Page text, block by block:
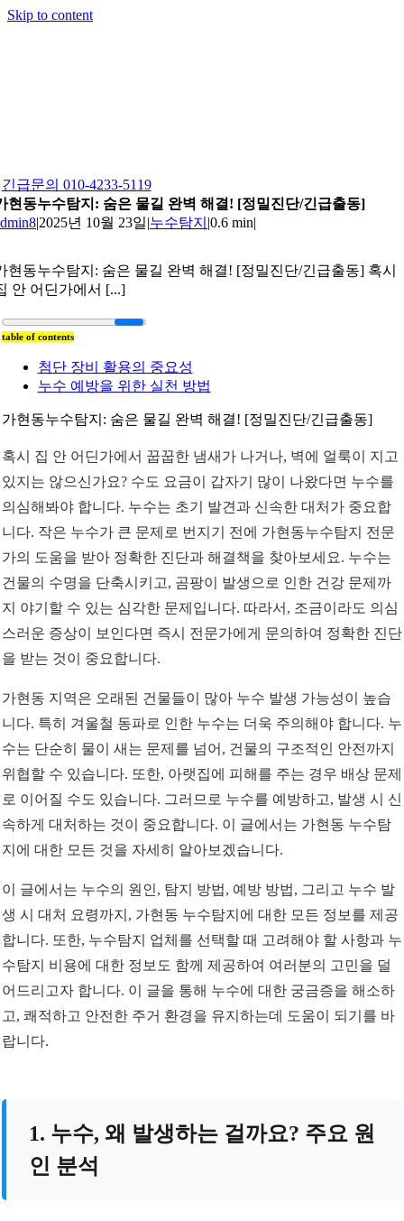
Skip to content
긴급문의 010-4233-5119
현동누수탐지: 숨은 물길 완벽 해결! [정밀진단/긴급출동]
|2025년 10월 23일|누수탐지 |0.6 min|
현동누수탐지: 숨은 물길 완벽 해결! [정밀진단/긴급출동] 혹시
안 어딘가에서 [...]
table of contents
첨단 장비 활용의 중요성
누수 예방을 위한 실천 방법
가현동누수탐지: 숨은 물길 완벽 해결! [정밀진단/긴급출동]
혹시 집 안 어딘가에서 꿉꿉한 냄새가 나거나, 벽에 얼룩이 지고
있지는 않으신가요? 수도 요금이 갑자기 많이 나왔다면 누수를
의심해봐야 합니다. 누수는 초기 발견과 신속한 대처가 중요합
니다. 작은 누수가 큰 문제로 번지기 전에 가현동누수탐지 전문
가의 도움을 받아 정확한 진단과 해결책을 찾아보세요. 누수는
건물의 수명을 단축시키고, 곰팡이 발생으로 인한 건강 문제까
지 야기할 수 있는 심각한 문제입니다. 따라서, 조금이라도 의심
스러운 증상이 보인다면 즉시 전문가에게 문의하여 정확한 진단
을 받는 것이 중요합니다.
가현동 지역은 오래된 건물들이 많아 누수 발생 가능성이 높습
니다. 특히 겨울철 동파로 인한 누수는 더욱 주의해야 합니다. 누
수는 단순히 물이 새는 문제를 넘어, 건물의 구조적인 안전까지
위협할 수 있습니다. 또한, 아랫집에 피해를 주는 경우 배상 문제
로 이어질 수도 있습니다. 그러므로 누수를 예방하고, 발생 시 신
속하게 대처하는 것이 중요합니다. 이 글에서는 가현동 누수탐
지에 대한 모든 것을 자세히 알아보겠습니다.
이 글에서는 누수의 원인, 탐지 방법, 예방 방법, 그리고 누수 발
생 시 대처 요령까지, 가현동 누수탐지에 대한 모든 정보를 제공
합니다. 또한, 누수탐지 업체를 선택할 때 고려해야 할 사항과 누
수탐지 비용에 대한 정보도 함께 제공하여 여러분의 고민을 덜
어드리고자 합니다. 이 글을 통해 누수에 대한 궁금증을 해소하
고, 쾌적하고 안전한 주거 환경을 유지하는데 도움이 되기를 바
랍니다.
1. 누수, 왜 발생하는 걸까요? 주요 원
인 분석